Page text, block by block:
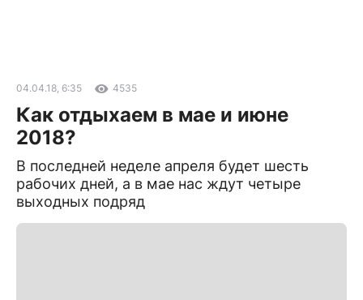
04.04.18, 6:35 4535
Как отдыхаем в мае и июне
2018?
В последней неделе апреля будет шесть
рабочих дней, а в мае нас ждут четыре
выходных подряд